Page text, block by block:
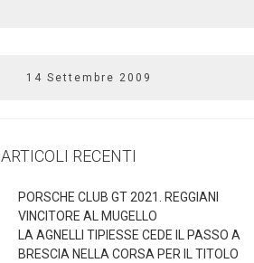
14 Settembre 2009
ARTICOLI RECENTI
PORSCHE CLUB GT 2021. REGGIANI
VINCITORE AL MUGELLO
LA AGNELLI TIPIESSE CEDE IL PASSO A
BRESCIA NELLA CORSA PER IL TITOLO